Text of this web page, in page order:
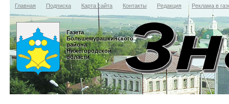
Главная Подписка Карта сайта Контакты Редакция Реклама в
Газета
Большемурашкинского
района
Нижегородской
области